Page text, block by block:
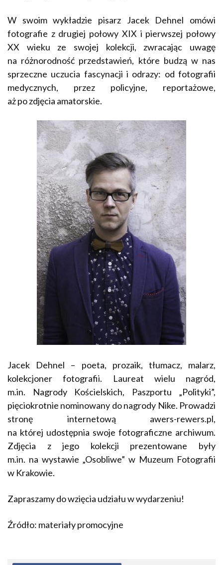
W swoim wykładzie pisarz Jacek Dehnel omówi
fotografie z drugiej połowy XIX i pierwszej połowy
XX wieku ze swojej kolekcji, zwracając uwagę
na różnorodność przedstawień, które budzą w nas
sprzeczne uczucia fascynacji i odrazy: od fotografii
medycznych, przez policyjne, reportażowe,
aż po zdjęcia amatorskie.
Jacek Dehnel – poeta, prozaik, tłumacz, malarz,
kolekcjoner fotografii. Laureat wielu nagród,
m.in. Nagrody Kościelskich, Paszportu „Polityki”,
pięciokrotnie nominowany do nagrody Nike. Prowadzi
stronę internetową awers-rewers.pl,
na której udostępnia swoje fotograficzne archiwum.
Zdjęcia z jego kolekcji prezentowane były
m.in. na wystawie „Osobliwe” w Muzeum Fotografii
w Krakowie.
Zapraszamy do wzięcia udziału w wydarzeniu!
Źródło: materiały promocyjne